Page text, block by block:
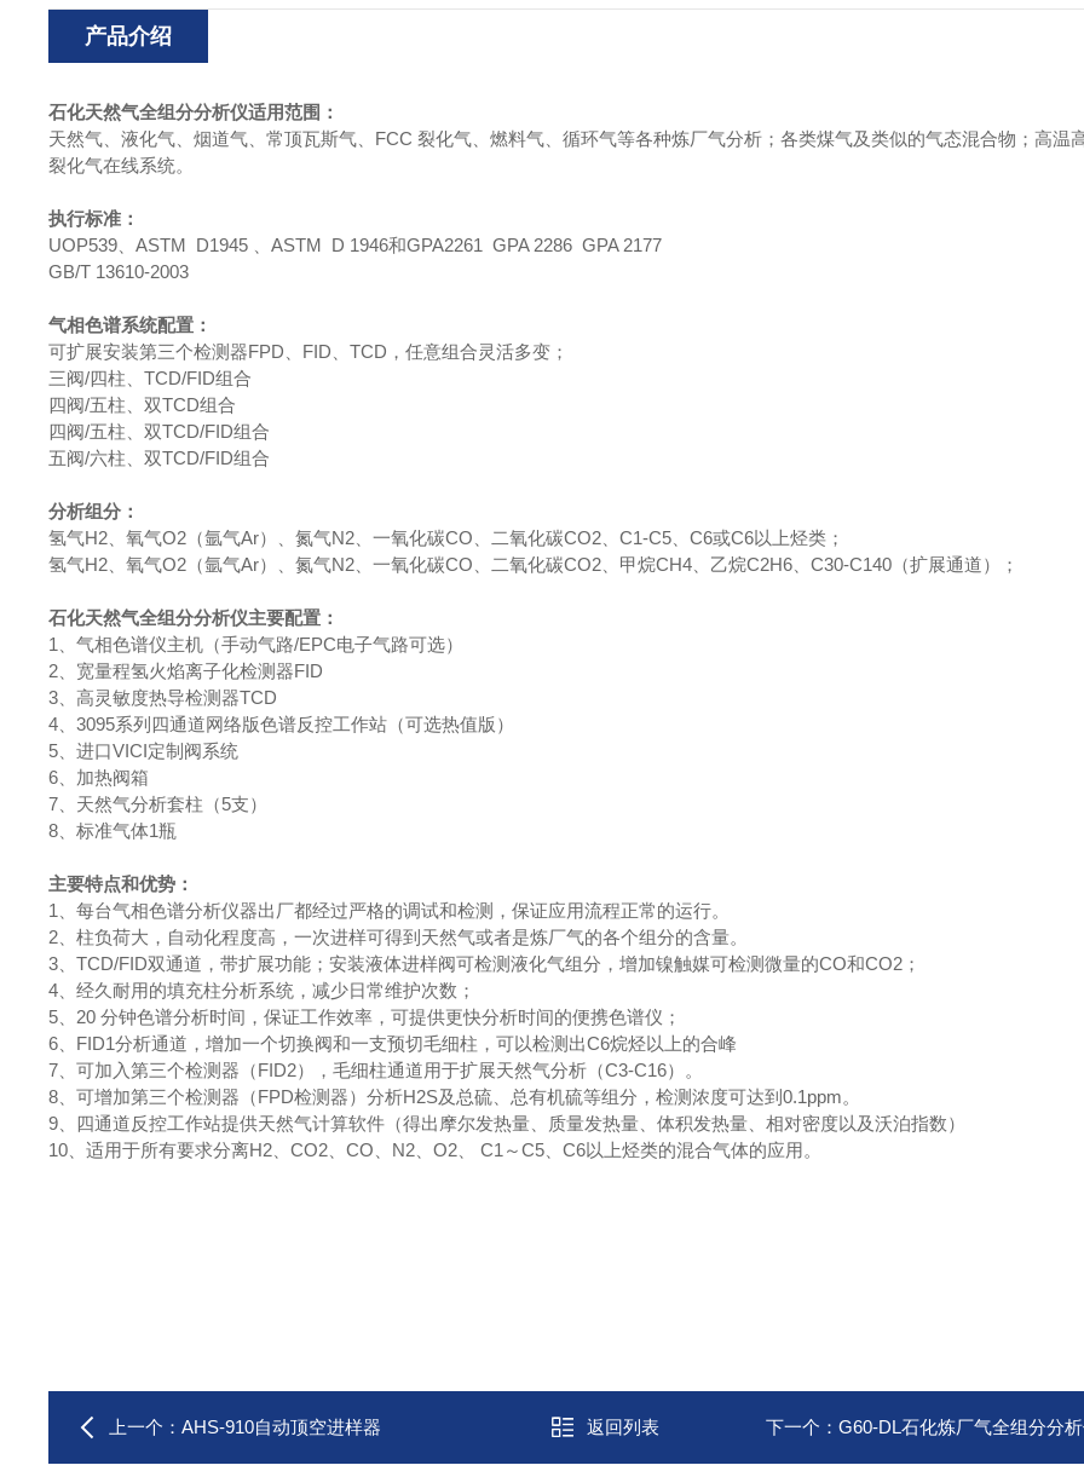
产品介绍
石化天然气全组分分析仪适用范围：
天然气、液化气、烟道气、常顶瓦斯气、FCC 裂化气、燃料气、循环气等各种炼厂气分析；各类煤气及类似的气态混合物；高温
裂化气在线系统。
执行标准：
UOP539、ASTM D1945 、ASTM D 1946和GPA2261 GPA 2286 GPA 2177
GB/T 13610-2003
气相色谱系统配置：
可扩展安装第三个检测器FPD、FID、TCD，任意组合灵活多变；
三阀/四柱、TCD/FID组合
四阀/五柱、双TCD组合
四阀/五柱、双TCD/FID组合
五阀/六柱、双TCD/FID组合
分析组分：
氢气H2、氧气O2（氩气Ar）、氮气N2、一氧化碳CO、二氧化碳CO2、C1-C5、C6或C6以上烃类；
氢气H2、氧气O2（氩气Ar）、氮气N2、一氧化碳CO、二氧化碳CO2、甲烷CH4、乙烷C2H6、C30-C140（扩展通道）；
石化天然气全组分分析仪主要配置：
1、气相色谱仪主机（手动气路/EPC电子气路可选）
2、宽量程氢火焰离子化检测器FID
3、高灵敏度热导检测器TCD
4、3095系列四通道网络版色谱反控工作站（可选热值版）
5、进口VICI定制阀系统
6、加热阀箱
7、天然气分析套柱（5支）
8、标准气体1瓶
主要特点和优势：
1、每台气相色谱分析仪器出厂都经过严格的调试和检测，保证应用流程正常的运行。
2、柱负荷大，自动化程度高，一次进样可得到天然气或者是炼厂气的各个组分的含量。
3、TCD/FID双通道，带扩展功能；安装液体进样阀可检测液化气组分，增加镍触媒可检测微量的CO和CO2；
4、经久耐用的填充柱分析系统，减少日常维护次数；
5、20 分钟色谱分析时间，保证工作效率，可提供更快分析时间的便携色谱仪；
6、FID1分析通道，增加一个切换阀和一支预切毛细柱，可以检测出C6烷烃以上的合峰
7、可加入第三个检测器（FID2），毛细柱通道用于扩展天然气分析（C3-C16）。
8、可增加第三个检测器（FPD检测器）分析H2S及总硫、总有机硫等组分，检测浓度可达到0.1ppm。
9、四通道反控工作站提供天然气计算软件（得出摩尔发热量、质量发热量、体积发热量、相对密度以及沃泊指数）
10、适用于所有要求分离H2、CO2、CO、N2、O2、 C1～C5、C6以上烃类的混合气体的应用。
上一个：AHS-910自动顶空进样器 返回列表 下一个：G60-DL石化炼厂气全组分分